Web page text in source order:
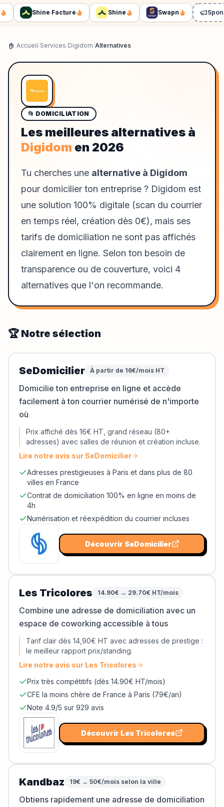
Shine Facture Shine Swapn
🏠 Accueil/Services/Digidom/Alternatives
📂 DOMICILIATION
Les meilleures alternatives à
Digidom en 2026
Tu cherches une alternative à Digidom
pour domicilier ton entreprise ? Digidom est
une solution 100% digitale (scan du courrier
en temps réel, création dès 0€), mais ses
tarifs de domiciliation ne sont pas affichés
clairement en ligne. Selon ton besoin de
transparence ou de couverture, voici 4
alternatives que l'on recommande.
🏆 Notre sélection
SeDomicilier À partir de 16€/mois HT
Domicilie ton entreprise en ligne et accède
facilement à ton courrier numérisé de n'importe
où
Prix affiché dès 16€ HT, grand réseau (80+
adresses) avec salles de réunion et création incluse.
Lire notre avis surSeDomicilier
Adresses prestigieuses à Paris et dans plus de 80
villes en France
Contrat de domiciliation 100% en ligne en moins de
4h
Numérisation et réexpédition du courrier incluses
Découvrir SeDomicilier
Les Tricolores 14.90€ → 29.70€ HT/mois
Combine une adresse de domiciliation avec un
espace de coworking accessible à tous
Tarif clair dès 14,90€ HT avec adresses de prestige :
le meilleur rapport prix/standing.
Lire notre avis sur Les Tricolores
Prix très compétitifs (dès 14.90€ HT/mois)
CFE la moins chère de France à Paris (79€/an)
Note 4.9/5 sur 929 avis
Découvrir Les Tricolores
Kandbaz 19€ → 50€/mois selon la ville
Obtiens rapidement une adresse de domiciliation